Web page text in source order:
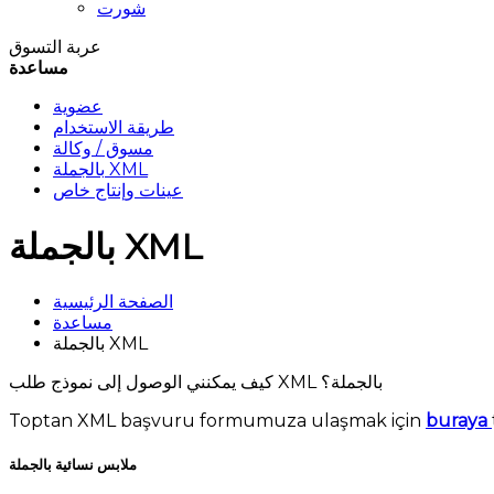
شورت
عربة التسوق
مساعدة
عضوية
طريقة الاستخدام
مسوق / وكالة
بالجملة XML
عينات وإنتاج خاص
بالجملة XML
الصفحة الرئيسية
مساعدة
بالجملة XML
كيف يمكنني الوصول إلى نموذج طلب XML بالجملة؟
Toptan XML başvuru formumuza ulaşmak için buraya
ملابس نسائية بالجملة